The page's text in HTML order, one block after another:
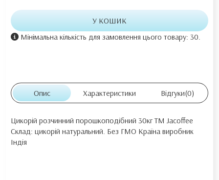
У КОШИК
Мінімальна кількість для замовлення цього товару: 30.
Опис Характеристики Відгуки(0)
Цикорій розчинний порошкоподібний 30кг ТМ Jacoffee
Склад: цикорій натуральний. Без ГМО Країна виробник
Індія